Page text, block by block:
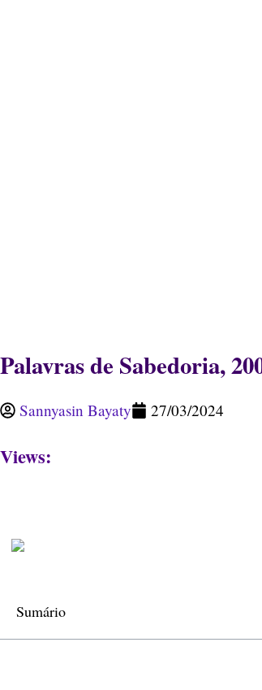
Palavras de Sabedoria,
Sannyasin Bayaty 27/03/2024
Views:
Sumário